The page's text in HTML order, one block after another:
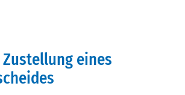
eines